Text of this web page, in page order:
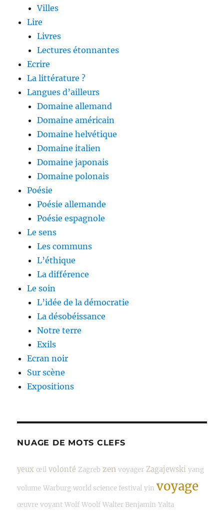
Villes
Lire
Livres
Lectures étonnantes
Ecrire
La littérature ?
Langues d’ailleurs
Domaine allemand
Domaine américain
Domaine helvétique
Domaine italien
Domaine japonais
Domaine polonais
Poésie
Poésie allemande
Poésie espagnole
Le sens
Les communs
L’éthique
La différence
Le soin
L’idée de la démocratie
La désobéissance
Notre terre
Exils
Ecran noir
Sur scène
Expositions
NUAGE DE MOTS CLEFS
yeux œil volonté Zagreb zen voyager Zagajewski yang
volume Warburg world science festival yin voyage
œuvre voyant Wolf Woolf Walter Benjamin Yalta